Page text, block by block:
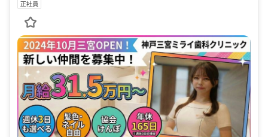
正社員